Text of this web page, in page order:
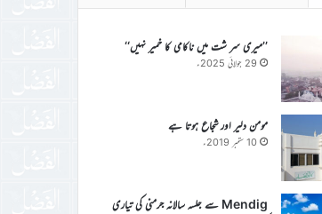
’’میری سر شت میں ناکامی کا خمیر نہیں‘‘
29 جولائی 2025ء
مومن دلیر اور شجاع ہوتا ہے
10 ستمبر 2019ء
Mendig سے جلسہ سالانہ جرمنی کی تیاری